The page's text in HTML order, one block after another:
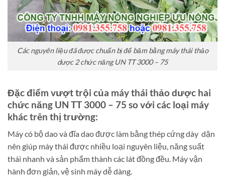
Các nguyên liệu đã được chuẩn bị để băm bằng máy thái thảo
dược 2 chức năng UN TT 3000 – 75
Đặc điểm vượt trội của máy thái thảo dược hai
chức năng UN TT 3000 – 75 so với các loại máy
khác trên thị trường:
Máy có bộ dao và đĩa dao được làm bằng thép cứng dày dặn
nên giúp máy thái được nhiều loại nguyên liệu, năng suất
thái nhanh và sản phẩm thành các lát đồng đều. Máy vận
hành đơn giản, vệ sinh máy dễ dàng.